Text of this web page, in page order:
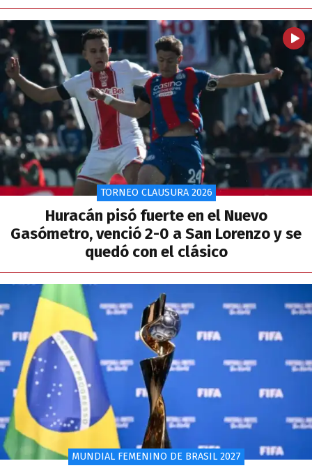
TORNEO CLAUSURA 2026
Huracán pisó fuerte en el Nuevo
Gasómetro, venció 2-0 a San Lorenzo y se
quedó con el clásico
MUNDIAL FEMENINO DE BRASIL 2027